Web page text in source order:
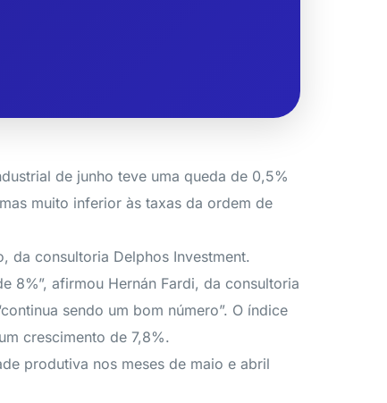
de junho teve uma queda de 0,5%
muito inferior às taxas da ordem de
da consultoria Delphos Investment.
8%”, afirmou Hernán Fardi, da consultoria
sendo um bom número”. O índice
crescimento de 7,8%.
produtiva nos meses de maio e abril